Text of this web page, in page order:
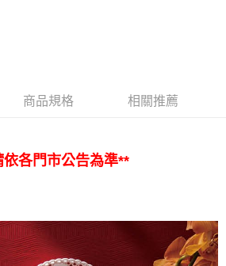
商品規格 相關推薦
各門市公告為準**